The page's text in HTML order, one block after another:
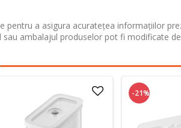
pentru a asigura acuratețea informațiilor
ambalajul produselor pot fi modificate
-21%